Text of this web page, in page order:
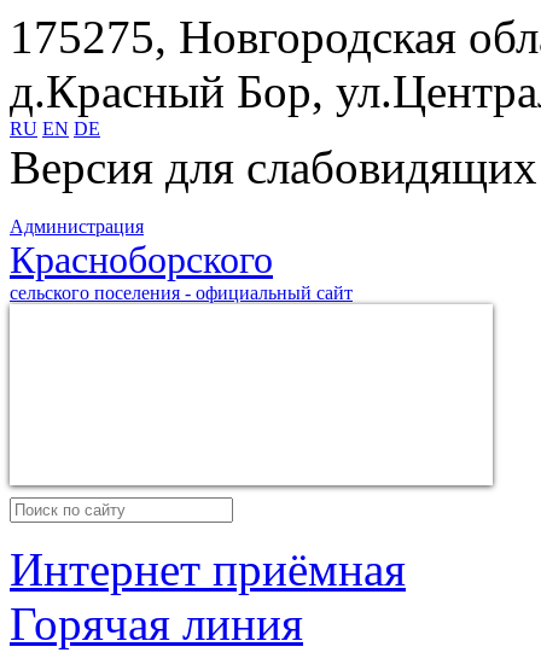
175275, Новгородская
д.Красный Бор,
RU EN DE
Версия для слабовидящих
Администрация
Красноборского
сельского поселения - официальный сайт
Интернет приёмная
Горячая линия